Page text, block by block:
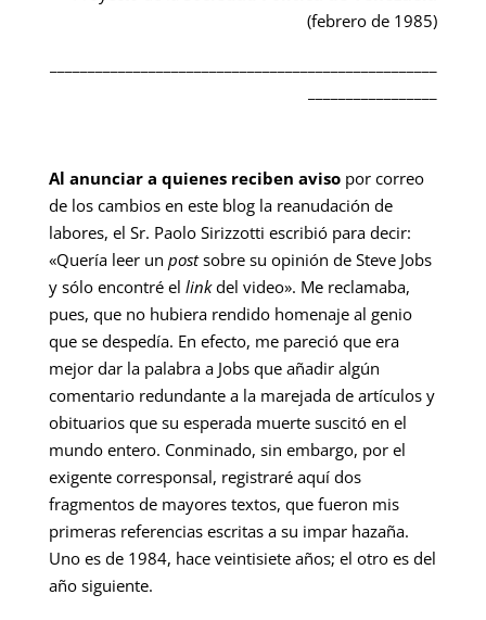
(febrero de 1985)
Al anunciar a quienes reciben avisopor correo
de los cambios en este blog la reanudación de
labores, el Sr. Paolo Sirizzotti escribió para decir:
«Quería leer un postsobre su opinión de Steve Jobs
y sólo encontré el linkdel video». Me reclamaba,
pues, que no hubiera rendido homenaje al genio
que se despedía. En efecto, me pareció que era
mejor dar la palabra a Jobs que añadir algún
comentario redundante a la marejada de artículos y
obituarios que su esperada muerte suscitó en el
mundo entero. Conminado, sin embargo, por el
exigente corresponsal, registraré aquí dos
fragmentos de mayores textos, que fueron mis
primeras referencias escritas a su impar hazaña.
Uno es de 1984, hace veintisiete años; el otro es del
año siguiente.